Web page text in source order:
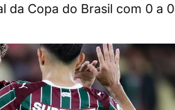
da Copa do Brasil com 0 a 0